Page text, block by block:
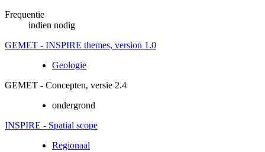
Frequentie
indien nodig
GEMET - INSPIRE themes, version 1.0
Geologie
GEMET - Concepten, versie 2.4
ondergrond
INSPIRE - Spatial scope
Regionaal